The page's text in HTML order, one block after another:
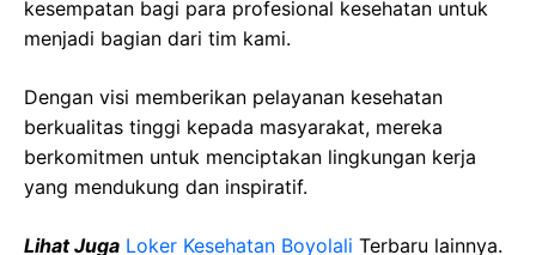
kesempatan bagi para profesional kesehatan untuk
menjadi bagian dari tim kami.
Dengan visi memberikan pelayanan kesehatan
berkualitas tinggi kepada masyarakat, mereka
berkomitmen untuk menciptakan lingkungan kerja
yang mendukung dan inspiratif.
Lihat Juga Loker Kesehatan Boyolali Terbaru lainnya.